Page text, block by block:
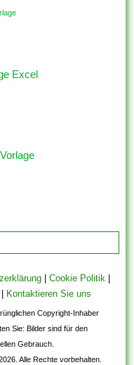
Excel
| Cookie Politik|
Kontaktieren Sie uns
Copyright-Inhaber
Sie: Bilder sind für den
Gebrauch.
Alle Rechte vorbehalten.